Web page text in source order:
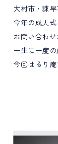
大村市・諫
今年の成人
お問い合わ
一生に一度
今回はるり